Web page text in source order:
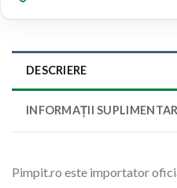
DESCRIERE
INFORMAȚII
Pimpit.ro este importator